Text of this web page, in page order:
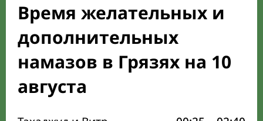
Время желательных и
дополнительных
намазов в Грязях на 10
августа